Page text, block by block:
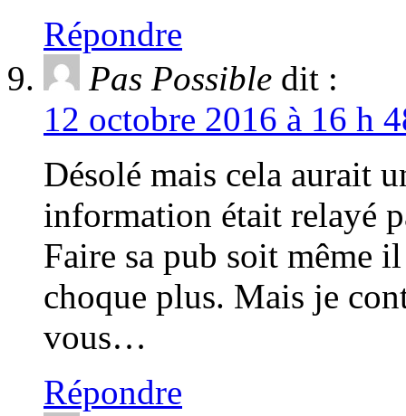
Répondre
Pas Possible dit :
12 octobre 2016 à 16 h
Désolé mais cela aurait
information était relayé
Faire sa pub soit même
choque plus. Mais je
vous…
Répondre